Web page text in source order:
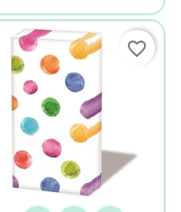
favorite_border